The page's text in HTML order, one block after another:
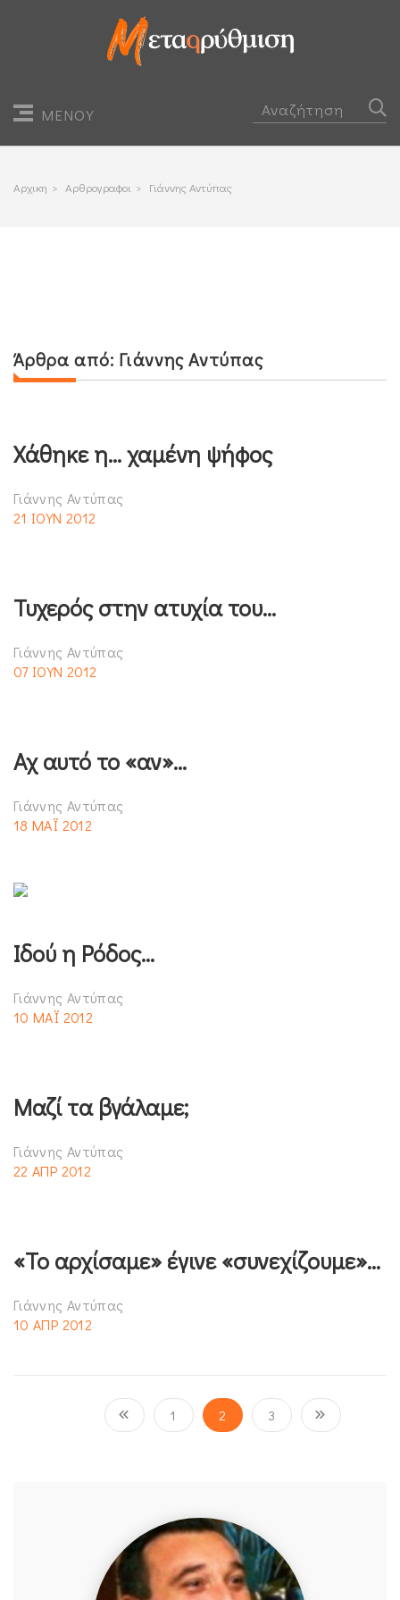
ΜΕΝΟΥ
Αρχικη > Αρθρογραφοι > Γιάννης Αντύπας
Άρθρα από: Γιάννης Αντύπας
Χάθηκε η… χαμένη ψήφος
Γιάννης Αντύπας
21 ΙΟΥΝ 2012
Τυχερός στην ατυχία του…
Γιάννης Αντύπας
07 ΙΟΥΝ 2012
Αχ αυτό το «αν»…
Γιάννης Αντύπας
18 ΜΑΪ 2012
Ιδού η Ρόδος…
Γιάννης Αντύπας
10 ΜΑΪ 2012
Μαζί τα βγάλαμε;
Γιάννης Αντύπας
22 ΑΠΡ 2012
«Το αρχίσαμε» έγινε «συνεχίζουμε»…
Γιάννης Αντύπας
10 ΑΠΡ 2012
1 2 3